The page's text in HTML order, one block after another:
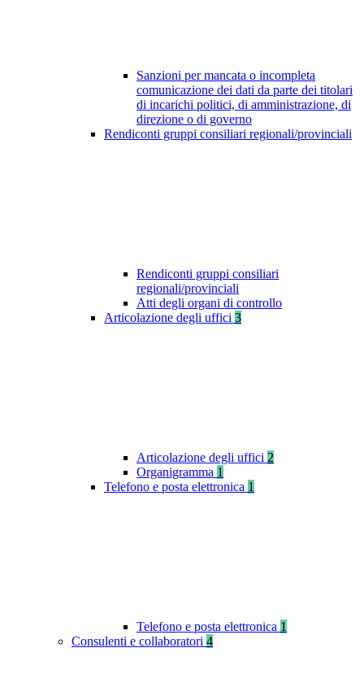
Sanzioni per mancata o incompleta
comunicazione dei dati da parte dei titolari
di incarichi politici, di amministrazione, di
direzione o di governo
Rendiconti gruppi consiliari regionali/provinciali
Rendiconti gruppi consiliari
regionali/provinciali
Atti degli organi di controllo
Articolazione degli uffici 3
Articolazione degli uffici 2
Organigramma 1
Telefono e posta elettronica 1
Telefono e posta elettronica 1
Consulenti e collaboratori 4